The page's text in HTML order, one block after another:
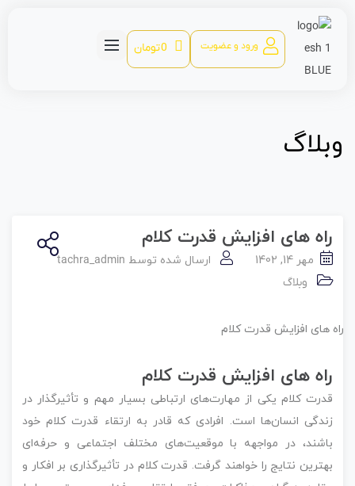
ورود و عضویت 0 تومان
وبلاگ
راه های افزایش قدرت کلام
مهر 14, 1402 ارسال شده توسطtachra_admin
وبلاگ
راه های افزایش قدرت کلام
قدرت کلام یکی از مهارت‌های ارتباطی بسیار مهم و تأثیرگذار در
زندگی انسان‌ها است. افرادی که قادر به ارتقاء قدرت کلام خود
باشند، در مواجهه با موقعیت‌های مختلف اجتماعی و حرفه‌ای
بهترین نتایج را خواهند گرفت. قدرت کلام در تأثیرگذاری بر افکار و